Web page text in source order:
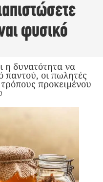
φυσικό
η δυνατότητα να
παντού, οι πωλητές
προκειμένου